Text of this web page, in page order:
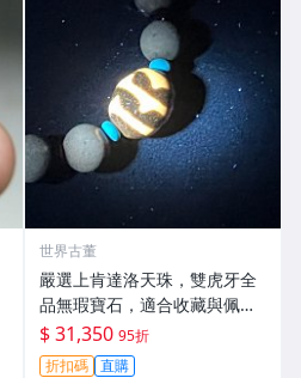
世界古董
嚴選上肯達洛天珠，雙虎牙全
品無瑕寶石，適合收藏與佩戴
無藍無瑕線 天然天珠 全品天珠
唯一無二
$ 31,350 95折
折扣碼 直購